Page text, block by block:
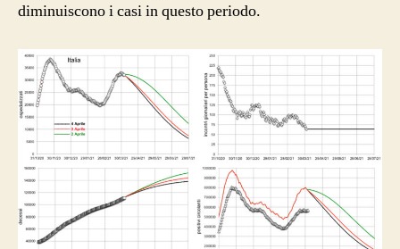
diminuiscono i casi in questo periodo.